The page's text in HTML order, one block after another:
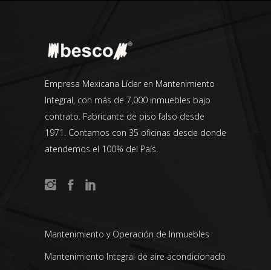
Empresa Mexicana Líder en Mantenimiento
Integral, con más de 7,000 inmuebles bajo
contrato. Fabricante de piso falso desde
1971. Contamos con 35 oficinas desde donde
atendemos el 100% del País.
Mantenimiento y Operación de Inmuebles
Mantenimiento Integral de aire acondicionado